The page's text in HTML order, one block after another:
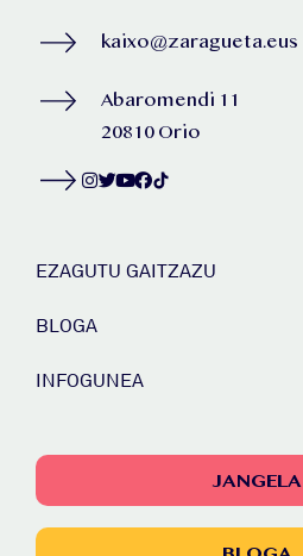
kaixo@zaragueta.eus
Abaromendi 11
20810 Orio
EZAGUTU GAITZAZU
BLOGA
INFOGUNEA
JANGELA